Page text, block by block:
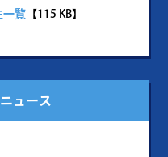
一覧 【115 KB】
ュース